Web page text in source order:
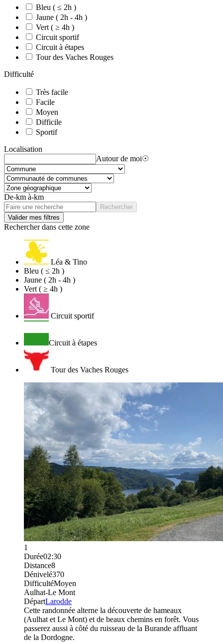
Bleu ( ≤ 2h )
Jaune ( 2h - 4h )
Vert ( ≥ 4h )
Circuit sportif
Circuit à étapes
Tour des Vaches Rouges
Difficulté
Très facile
Facile
Moyen
Difficile
Sportif
Localisation
Autour de moi☉
De-km à-km
Rechercher
Valider mes filtres
Rechercher dans cette zone
Léa & Tino
Bleu ( ≤ 2h )
Jaune ( 2h - 4h )
Vert ( ≥ 4h )
Circuit sportif
Circuit à étapes
Tour des Vaches Rouges
1
Durée02:30
Distance8
Dénivelé370
DifficultéMoyen
Aulhat-Le Mont
DépartLarodde
Cette randonnée alterne la découverte de hameaux
(Aulhat et Le Mont) et de beaux chemins en forêt. Vous
passerez aussi à côté du ruisseau de la Burande affluant
de la Dordogne.